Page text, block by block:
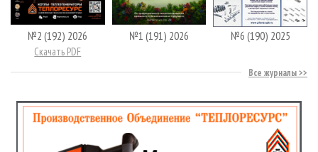
№2 (192) 2026
Скачать PDF
№1 (191) 2026 №6 (190) 2025
Все журналы